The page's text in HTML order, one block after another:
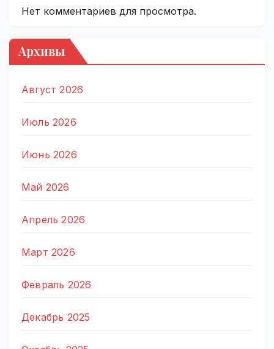
Нет комментариев для просмотра.
Архивы
Август 2026
Июль 2026
Июнь 2026
Май 2026
Апрель 2026
Март 2026
Февраль 2026
Декабрь 2025